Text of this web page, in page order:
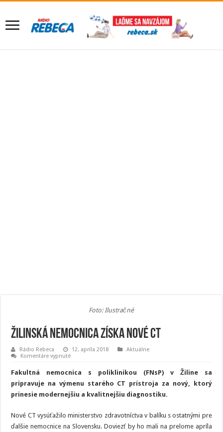
Foto: Ilustračné
Žilinská nemocnica získa nové CT
Rádio Rebeca 12. apríla 2018
Aktuálne
Komentáre vypnuténa
nemocnica
získa
nové
Fakultná nemocnica s poliklinikou (FNsP) v Žiline sa
pripravuje na výmenu starého CT prístroja za nový, ktorý
prinesie modernejšiu a kvalitnejšiu diagnostiku.
Nové CT vysúťažilo ministerstvo zdravotníctva v balíku s ostatnými pre
ďalšie nemocnice na Slovensku. Doviezť by ho mali na prelome apríla